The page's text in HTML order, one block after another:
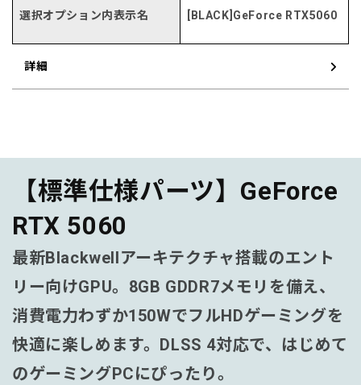
選択オプション内表示名 [BLACK]GeForce RTX5060
詳細
【標準仕様パーツ】GeForce
RTX 5060
最新Blackwellアーキテクチャ搭載のエント
リー向けGPU。8GB GDDR7メモリを備え、
消費電力わずか150WでフルHDゲーミングを
快適に楽しめます。DLSS 4対応で、はじめて
のゲーミングPCにぴったり。